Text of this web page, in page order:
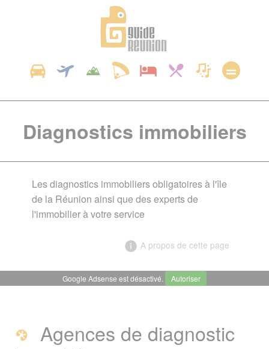
Diagnostics immobiliers
Les diagnostics immobiliers obligatoires à l'île
de la Réunion ainsi que des experts de
l'immobilier à votre service
A propos de cette page
Agences
Google Adsense est désactivé. Autoriser
Agences de diagnostic
Panneau de gestion des cookies